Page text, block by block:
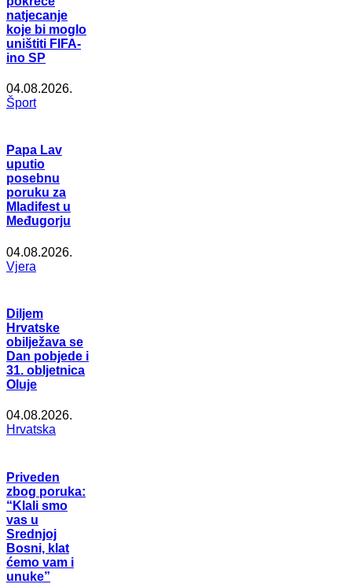
natjecanje
koje bi moglo
uništiti FIFA-
ino SP
04.08.2026.
Šport
Papa Lav
uputio
posebnu
poruku za
Mladifest u
Međugorju
04.08.2026.
Vjera
Diljem
Hrvatske
obilježava se
Dan pobjede i
31. obljetnica
Oluje
04.08.2026.
Hrvatska
Priveden
zbog poruka:
“Klali smo
vas u
Srednjoj
Bosni, klat
ćemo vam i
unuke”